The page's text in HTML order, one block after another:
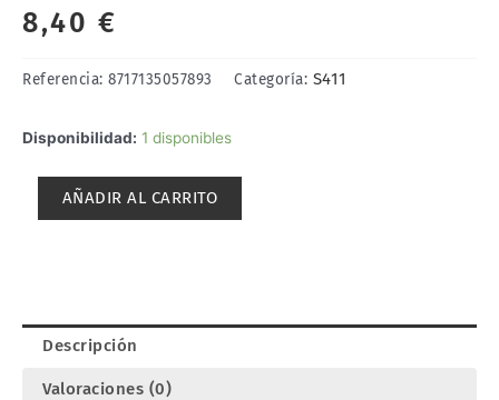
8,40 €
Referencia: 8717135057893 Categoría: S411
Disponibilidad: 1 disponibles
PULLEY
AÑADIR AL CARRITO
Descripción
Valoraciones (0)